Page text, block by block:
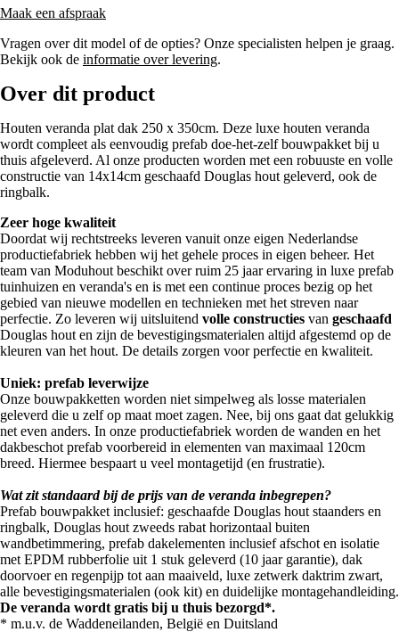
Maak een afspraak
Vragen over dit model of de opties? Onze specialisten helpen je graag.
Bekijk ook de informatie over levering.
Over dit product
Houten veranda plat dak 250 x 350cm. Deze luxe houten veranda
wordt compleet als eenvoudig prefab doe-het-zelf bouwpakket bij u
thuis afgeleverd. Al onze producten worden met een robuuste en volle
constructie van 14x14cm geschaafd Douglas hout geleverd, ook de
ringbalk.
Zeer hoge kwaliteit
Doordat wij rechtstreeks leveren vanuit onze eigen Nederlandse
productiefabriek hebben wij het gehele proces in eigen beheer. Het
team van Moduhout beschikt over ruim 25 jaar ervaring in luxe prefab
tuinhuizen en veranda's en is met een continue proces bezig op het
gebied van nieuwe modellen en technieken met het streven naar
perfectie. Zo leveren wij uitsluitend volle constructies van geschaafd
Douglas hout en zijn de bevestigingsmaterialen altijd afgestemd op de
kleuren van het hout. De details zorgen voor perfectie en kwaliteit.
Uniek: prefab leverwijze
Onze bouwpakketten worden niet simpelweg als losse materialen
geleverd die u zelf op maat moet zagen. Nee, bij ons gaat dat gelukkig
net even anders. In onze productiefabriek worden de wanden en het
dakbeschot prefab voorbereid in elementen van maximaal 120cm
breed. Hiermee bespaart u veel montagetijd (en frustratie).
Wat zit standaard bij de prijs van de veranda inbegrepen?
Prefab bouwpakket inclusief: geschaafde Douglas hout staanders en
ringbalk, Douglas hout zweeds rabat horizontaal buiten
wandbetimmering, prefab dakelementen inclusief afschot en isolatie
met EPDM rubberfolie uit 1 stuk geleverd (10 jaar garantie), dak
doorvoer en regenpijp tot aan maaiveld, luxe zetwerk daktrim zwart,
alle bevestigingsmaterialen (ook kit) en duidelijke montagehandleiding.
De veranda wordt gratis bij u thuis bezorgd*.
* m.u.v. de Waddeneilanden, België en Duitsland